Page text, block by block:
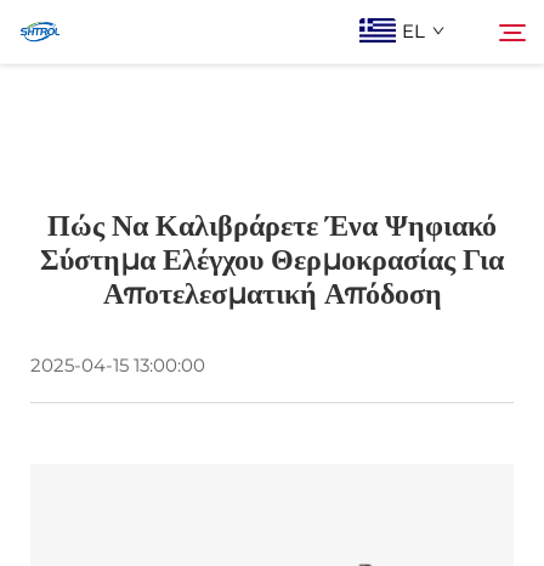
EL
Προϊόντα
Επικοινωνία Με Ας
Πώς Να Καλιβράρετε Ένα Ψηφιακό
Σύστημα Ελέγχου Θερμοκρασίας Για
Αποτελεσματική Απόδοση
2025-04-15 13:00:00